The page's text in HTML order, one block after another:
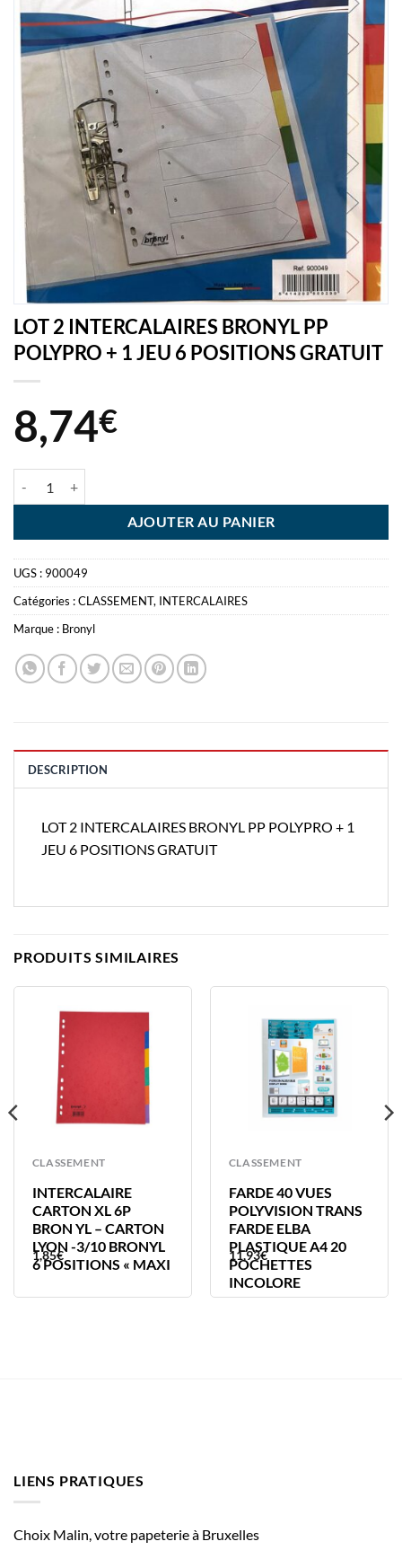
LOT 2 INTERCALAIRES BRONYL PP
POLYPRO + 1 JEU 6 POSITIONS GRATUIT
8,74€
AJOUTER AU PANIER
UGS : 900049
Catégories :CLASSEMENT, INTERCALAIRES
Marque : Bronyl
DESCRIPTION
LOT 2 INTERCALAIRES BRONYL PP POLYPRO + 1
JEU 6 POSITIONS GRATUIT
PRODUITS SIMILAIRES
CLASSEMENT
INTERCALAIRE
CARTON XL 6P
BRON YL – CARTON
LYON -3/10 BRONYL
6 POSITIONS « MAXI
1,85€
CLASSEMENT
FARDE 40 VUES
POLYVISION TRANS
FARDE ELBA
PLASTIQUE A4 20
POCHETTES
INCOLORE
11,93€
LIENS PRATIQUES
Choix Malin, votre papeterie à Bruxelles